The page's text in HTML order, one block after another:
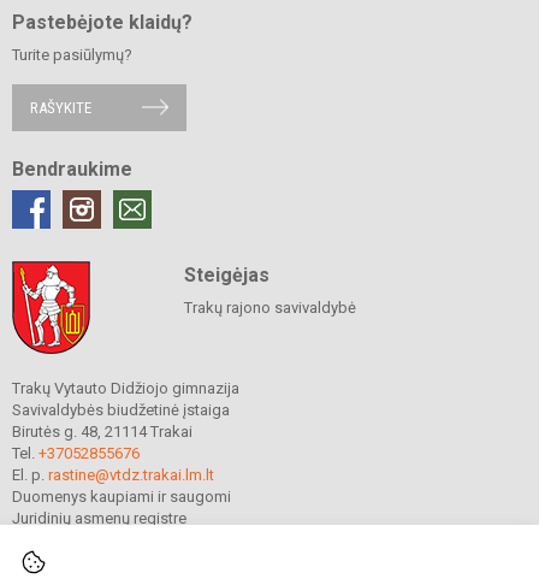
Pastebėjote klaidų?
Turite pasiūlymų?
RAŠYKITE
Bendraukime
Steigėjas
Trakų rajono savivaldybė
Trakų Vytauto Didžiojo gimnazija
Savivaldybės biudžetinė įstaiga
Birutės g. 48, 21114 Trakai
Tel. +37052855676
El. p. rastine@vtdz.trakai.lm.lt
Duomenys kaupiami ir saugomi
Juridinių asmenų registre